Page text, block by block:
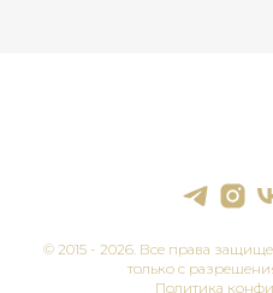
© 2015 - 2026. Все права
только с
Политика